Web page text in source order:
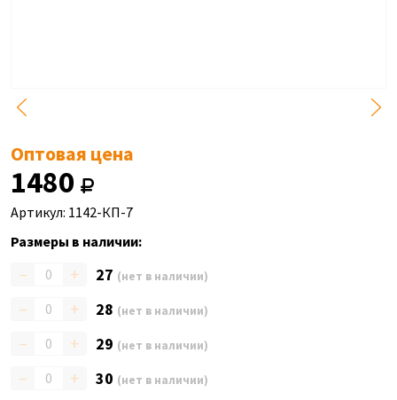
Оптовая цена
1480
Артикул: 1142-КП-7
Размеры в наличии:
– + 27 (нет в наличии)
– + 28 (нет в наличии)
– + 29 (нет в наличии)
– + 30 (нет в наличии)